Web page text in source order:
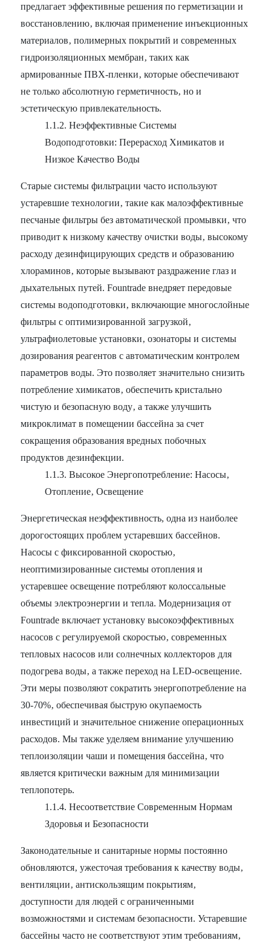
предлагает эффективные решения по герметизации и
восстановлению‚ включая применение инъекционных
материалов‚ полимерных покрытий и современных
гидроизоляционных мембран‚ таких как
армированные ПВХ-пленки‚ которые обеспечивают
не только абсолютную герметичность‚ но и
эстетическую привлекательность.
1.1.2. Неэффективные Системы
Водоподготовки: Перерасход Химикатов и
Низкое Качество Воды
Старые системы фильтрации часто используют
устаревшие технологии‚ такие как малоэффективные
песчаные фильтры без автоматической промывки‚ что
приводит к низкому качеству очистки воды‚ высокому
расходу дезинфицирующих средств и образованию
хлораминов‚ которые вызывают раздражение глаз и
дыхательных путей. Fountrade внедряет передовые
системы водоподготовки‚ включающие многослойные
фильтры с оптимизированной загрузкой‚
ультрафиолетовые установки‚ озонаторы и системы
дозирования реагентов с автоматическим контролем
параметров воды. Это позволяет значительно снизить
потребление химикатов‚ обеспечить кристально
чистую и безопасную воду‚ а также улучшить
микроклимат в помещении бассейна за счет
сокращения образования вредных побочных
продуктов дезинфекции.
1.1.3. Высокое Энергопотребление: Насосы‚
Отопление‚ Освещение
Энергетическая неэффективность, одна из наиболее
дорогостоящих проблем устаревших бассейнов.
Насосы с фиксированной скоростью‚
неоптимизированные системы отопления и
устаревшее освещение потребляют колоссальные
объемы электроэнергии и тепла. Модернизация от
Fountrade включает установку высокоэффективных
насосов с регулируемой скоростью‚ современных
тепловых насосов или солнечных коллекторов для
подогрева воды‚ а также переход на LED-освещение.
Эти меры позволяют сократить энергопотребление на
30-70%‚ обеспечивая быструю окупаемость
инвестиций и значительное снижение операционных
расходов. Мы также уделяем внимание улучшению
теплоизоляции чаши и помещения бассейна‚ что
является критически важным для минимизации
теплопотерь.
1.1.4. Несоответствие Современным Нормам
Здоровья и Безопасности
Законодательные и санитарные нормы постоянно
обновляются‚ ужесточая требования к качеству воды‚
вентиляции‚ антискользящим покрытиям‚
доступности для людей с ограниченными
возможностями и системам безопасности. Устаревшие
бассейны часто не соответствуют этим требованиям‚